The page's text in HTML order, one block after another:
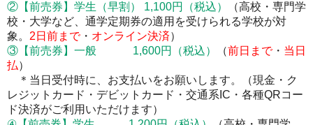
② 【前売券】 学生（早割） 1,100円 （税込）
（高校・専門学
校・大学など、通学定期券の適用を受けられる学校が対
象。 2 日前まで・ オンライン決済）
③ 【前売券】 一般 1,600円 （税込） （前日まで・ 当日
払）
＊当日受付時に、お支払いをお願いします。
（現金・ク
レジットカード・デビットカード・交通系IC・各種QRコー
ド決済がご利用いただけます）